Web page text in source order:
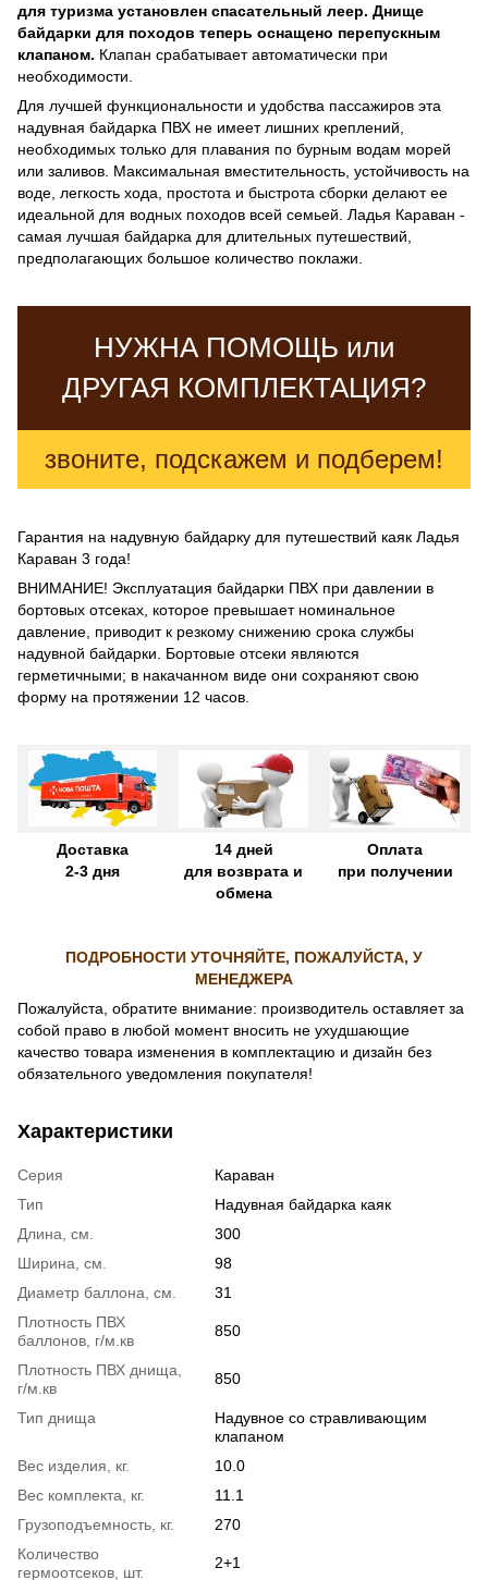
для туризма установлен спасательный леер. Днище
байдарки для походов теперь оснащено перепускным
клапаном. Клапан срабатывает автоматически при
необходимости.
Для лучшей функциональности и удобства пассажиров эта
надувная байдарка ПВХ не имеет лишних креплений,
необходимых только для плавания по бурным водам морей
или заливов. Максимальная вместительность, устойчивость на
воде, легкость хода, простота и быстрота сборки делают ее
идеальной для водных походов всей семьей. Ладья Караван -
самая лучшая байдарка для длительных путешествий,
предполагающих большое количество поклажи.
НУЖНА ПОМОЩЬ или
ДРУГАЯ КОМПЛЕКТАЦИЯ?
звоните, подскажем и подберем!
Гарантия на надувную байдарку для путешествий каяк Ладья
Караван 3 года!
ВНИМАНИЕ! Эксплуатация байдарки ПВХ при давлении в
бортовых отсеках, которое превышает номинальное
давление, приводит к резкому снижению срока службы
надувной байдарки. Бортовые отсеки являются
герметичными; в накачанном виде они сохраняют свою
форму на протяжении 12 часов.
Доставка
2-3 дня
14 дней
для возврата и
обмена
Оплата
при получении
ПОДРОБНОСТИ УТОЧНЯЙТЕ, ПОЖАЛУЙСТА, У
МЕНЕДЖЕРА
Пожалуйста, обратите внимание: производитель оставляет за
собой право в любой момент вносить не ухудшающие
качество товара изменения в комплектацию и дизайн без
обязательного уведомления покупателя!
Характеристики
Серия
Караван
Тип
Надувная байдарка каяк
Длина, см.
300
Ширина, см.
98
Диаметр баллона, см.
31
Плотность ПВХ
баллонов, г/м.кв
850
Плотность ПВХ днища,
г/м.кв
850
Тип днища
Надувное со стравливающим
клапаном
Вес изделия, кг.
10.0
Вес комплекта, кг.
11.1
Грузоподъемность, кг.
270
Количество
гермоотсеков, шт.
2+1